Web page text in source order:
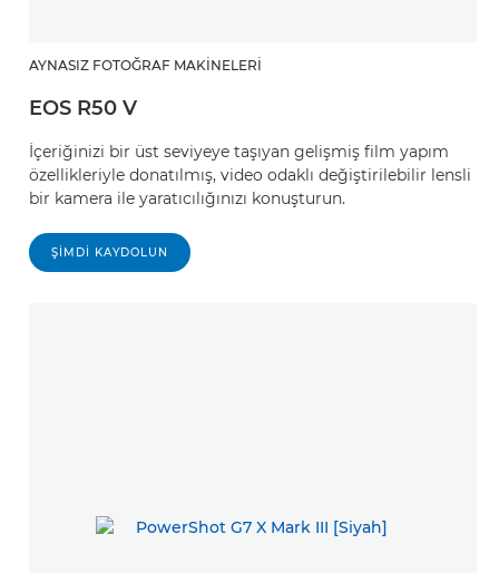
AYNASIZ FOTOĞRAF MAKINELERI
EOS R50 V
İçeriğinizi bir üst seviyeye taşıyan gelişmiş film yapım
özellikleriyle donatılmış, video odaklı değiştirilebilir lensli
bir kamera ile yaratıcılığınızı konuşturun.
ŞIMDI KAYDOLUN